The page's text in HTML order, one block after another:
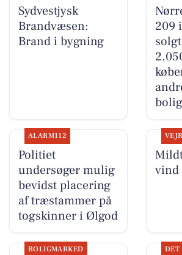
Sydvestjysk
Brandvæsen:
Brand i bygning
209
ALARM112
Politiet
undersøger mulig
bevidst placering
af træstammer på
togskinner i Ølgod
vind
BOLIGMARKED DET